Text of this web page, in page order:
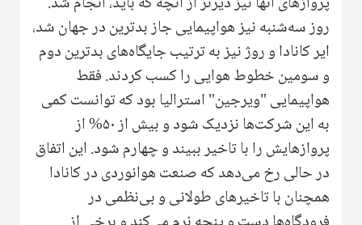
روز سه‌شنبه نیز هواپیمایی جاز بدترین در جهان شد،
ایر کانادا و روژ نیز به ترتیب جایگاه‌های بدترین دوم
و سومین خطوط هوایی را کسب کردند. فقط
هواپیمایی "ویرجین" استرالیا بود که توانست کمی
به این شرکت‌ها نزدیک شود و بیش از ۵۰% از
پروازهایش را با تاخیر ببیند و چهارم شود. این اتفاق
در حالی رخ می‌دهد که صنعت هوانوردی در کانادا
همچنان با تاخیرهای طولانی و بی‌نظمی در